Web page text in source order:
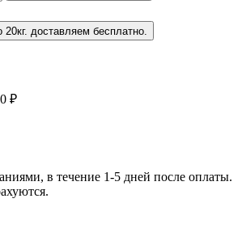
доставляем бесплатно.
₽
в течение 1-5 дней после оплаты.